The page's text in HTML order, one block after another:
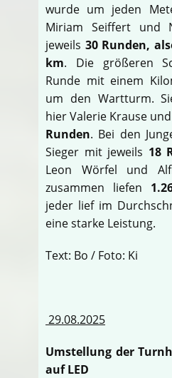
wurde um jeden
Miriam Seiffert und
jeweils 30 Runden,
km. Die größeren
Runde mit einem
um den Wartturm.
hier Valerie Krause
Runden. Bei den
Sieger mit jeweils 18
Leon Wörfel und
zusammen liefen
jeder lief im
eine starke Leistung.
Text: Bo / Foto: Ki
29.08.2025
Umstellung der
auf LED